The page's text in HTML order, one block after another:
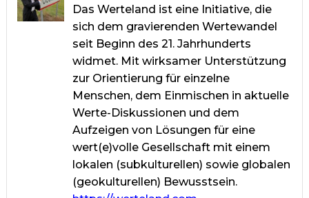
Das Werteland ist eine Initiative, die
sich dem gravierenden Wertewandel
seit Beginn des 21. Jahrhunderts
widmet. Mit wirksamer Unterstützung
zur Orientierung für einzelne
Menschen, dem Einmischen in aktuelle
Werte-Diskussionen und dem
Aufzeigen von Lösungen für eine
wert(e)volle Gesellschaft mit einem
lokalen (subkulturellen) sowie globalen
(geokulturellen) Bewusstsein.